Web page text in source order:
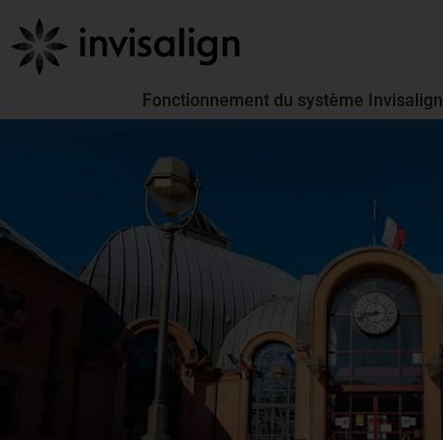
Fonctionnement du système Invisalign